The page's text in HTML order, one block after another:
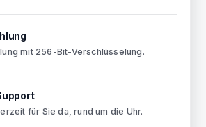
mit 256-Bit-Verschlüsselung.
für Sie da, rund um die Uhr.